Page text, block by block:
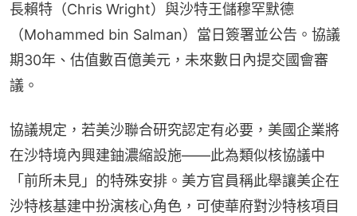
長賴特（Chris Wright）與沙特王儲穆罕默德
（Mohammed bin Salman）當日簽署並公告。協議
期30年、估值數百億美元，未來數日內提交國會審
議。
協議規定，若美沙聯合研究認定有必要，美國企業將
在沙特境內興建鈾濃縮設施——此為類似核協議中
「前所未見」的特殊安排。美方官員稱此舉讓美企在
沙特核基建中扮演核心角色，可使華府對沙特核項目